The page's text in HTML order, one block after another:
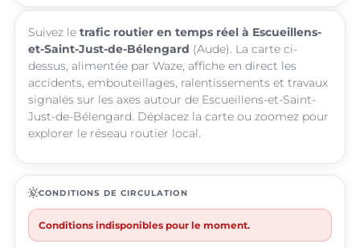
Suivez le trafic routier en temps réel à Escueillens-
et-Saint-Just-de-Bélengard (Aude). La carte ci-
dessus, alimentée par Waze, affiche en direct les
accidents, embouteillages, ralentissements et travaux
signalés sur les axes autour de Escueillens-et-Saint-
Just-de-Bélengard. Déplacez la carte ou zoomez pour
explorer le réseau routier local.
routineCONDITIONS DE CIRCULATION
Conditions indisponibles pour le moment.